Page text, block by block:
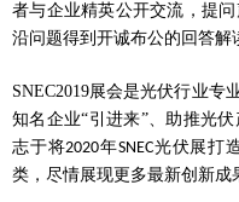
者与企业精英公开交流，提
沿问题得到开诚布公的回答解
SNEC2019展会是光伏行业专
知名企业“引进来”、助推光
志于将2020年SNEC光伏展打
类，尽情展现更多最新创新成